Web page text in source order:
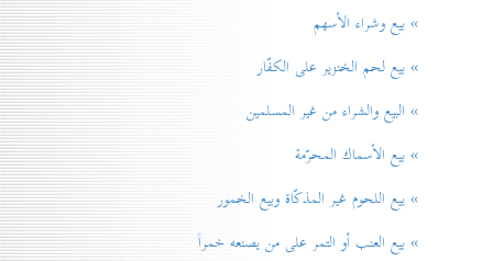
» بيع وشراء الأسهم
» بيع لحم الخنزير علی الكفّار
» البيع والشراء من غير المسلمين
» بيع الأسماك المحرّمة
» بيع اللحوم غير المذكّاة وبيع الخمور
» بيع العنب أو التمر على من يصنعه خمراً